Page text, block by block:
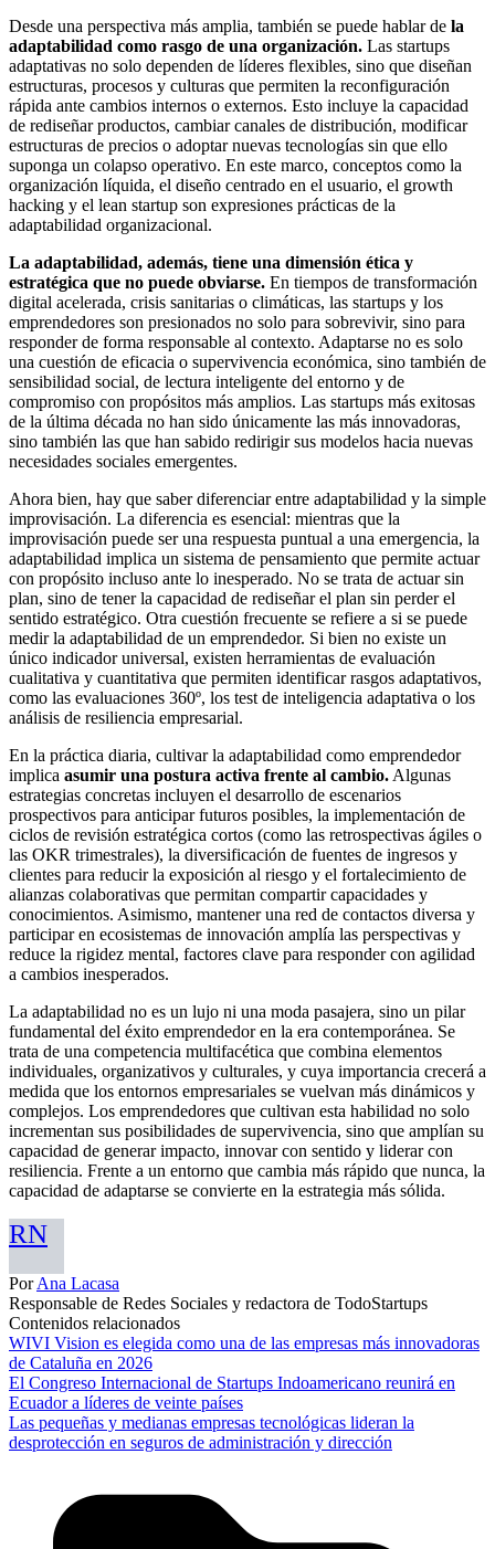
Desde una perspectiva más amplia, también se puede hablar de la
adaptabilidad como rasgo de una organización. Las startups
adaptativas no solo dependen de líderes flexibles, sino que diseñan
estructuras, procesos y culturas que permiten la reconfiguración
rápida ante cambios internos o externos. Esto incluye la capacidad
de rediseñar productos, cambiar canales de distribución, modificar
estructuras de precios o adoptar nuevas tecnologías sin que ello
suponga un colapso operativo. En este marco, conceptos como la
organización líquida, el diseño centrado en el usuario, el growth
hacking y el lean startup son expresiones prácticas de la
adaptabilidad organizacional.
La adaptabilidad, además, tiene una dimensión ética y
estratégica que no puede obviarse. En tiempos de transformación
digital acelerada, crisis sanitarias o climáticas, las startups y los
emprendedores son presionados no solo para sobrevivir, sino para
responder de forma responsable al contexto. Adaptarse no es solo
una cuestión de eficacia o supervivencia económica, sino también de
sensibilidad social, de lectura inteligente del entorno y de
compromiso con propósitos más amplios. Las startups más exitosas
de la última década no han sido únicamente las más innovadoras,
sino también las que han sabido redirigir sus modelos hacia nuevas
necesidades sociales emergentes.
Ahora bien, hay que saber diferenciar entre adaptabilidad y la simple
improvisación. La diferencia es esencial: mientras que la
improvisación puede ser una respuesta puntual a una emergencia, la
adaptabilidad implica un sistema de pensamiento que permite actuar
con propósito incluso ante lo inesperado. No se trata de actuar sin
plan, sino de tener la capacidad de rediseñar el plan sin perder el
sentido estratégico. Otra cuestión frecuente se refiere a si se puede
medir la adaptabilidad de un emprendedor. Si bien no existe un
único indicador universal, existen herramientas de evaluación
cualitativa y cuantitativa que permiten identificar rasgos adaptativos,
como las evaluaciones 360º, los test de inteligencia adaptativa o los
análisis de resiliencia empresarial.
En la práctica diaria, cultivar la adaptabilidad como emprendedor
implica asumir una postura activa frente al cambio.Algunas
estrategias concretas incluyen el desarrollo de escenarios
prospectivos para anticipar futuros posibles, la implementación de
ciclos de revisión estratégica cortos (como las retrospectivas ágiles o
las OKR trimestrales), la diversificación de fuentes de ingresos y
clientes para reducir la exposición al riesgo y el fortalecimiento de
alianzas colaborativas que permitan compartir capacidades y
conocimientos. Asimismo, mantener una red de contactos diversa y
participar en ecosistemas de innovación amplía las perspectivas y
reduce la rigidez mental, factores clave para responder con agilidad
a cambios inesperados.
La adaptabilidad no es un lujo ni una moda pasajera, sino un pilar
fundamental del éxito emprendedor en la era contemporánea. Se
trata de una competencia multifacética que combina elementos
individuales, organizativos y culturales, y cuya importancia crecerá a
medida que los entornos empresariales se vuelvan más dinámicos y
complejos. Los emprendedores que cultivan esta habilidad no solo
incrementan sus posibilidades de supervivencia, sino que amplían su
capacidad de generar impacto, innovar con sentido y liderar con
resiliencia. Frente a un entorno que cambia más rápido que nunca, la
capacidad de adaptarse se convierte en la estrategia más sólida.
RN
PorAna Lacasa
Responsable de Redes Sociales y redactora de TodoStartups
Contenidos relacionados
WIVI Vision es elegida como una de las empresas más innovadoras
de Cataluña en 2026
El Congreso Internacional de Startups Indoamericano reunirá en
Ecuador a líderes de veinte países
Las pequeñas y medianas empresas tecnológicas lideran la
desprotección en seguros de administración y dirección